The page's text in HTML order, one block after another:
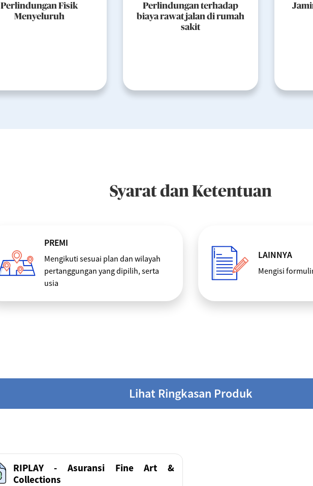
Perlindungan Fisik
Menyeluruh
Perlindungan terhadap
biaya rawat jalan di rumah
sakit
Syarat dan Ketentuan
PREMI
Mengikuti sesuai plan dan wilayah
pertanggungan yang dipilih, serta
usia
LAINNYA
Mengisi
Lihat Ringkasan Produk
RIPLAY - Asuransi Fine Art &
Collections